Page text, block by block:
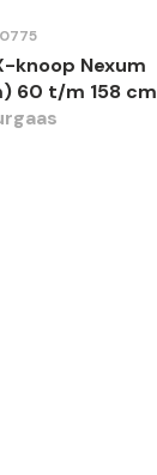
knoop Nexum
60 t/m 158 cm